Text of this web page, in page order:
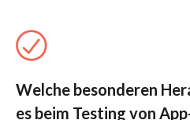
Welche besonderen
es beim Testing von